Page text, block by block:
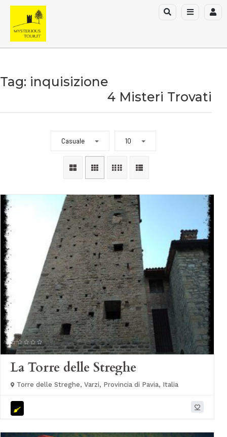
Tag: inquisizione
4 Misteri Trovati
Casuale 10
La Torre delle Streghe
Torre delle Streghe, Varzi, Provincia di Pavia, Italia